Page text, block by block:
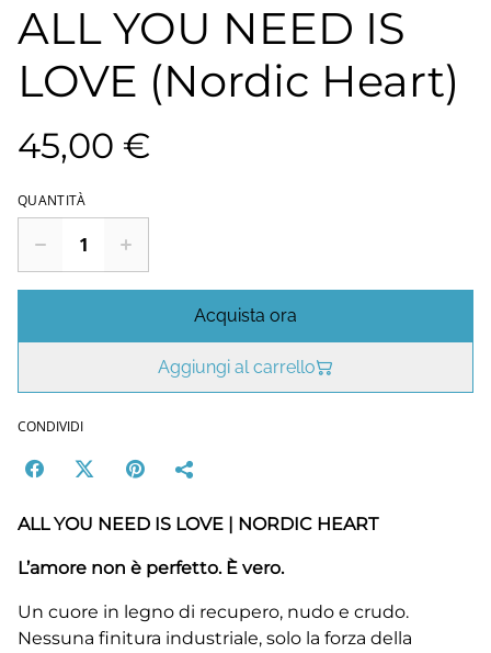
ALL YOU NEED IS
LOVE (Nordic Heart)
45,00 €
QUANTITÀ
Acquista ora
Aggiungi al carrello
CONDIVIDI
ALL YOU NEED IS LOVE | NORDIC HEART
L’amore non è perfetto. È vero.
Un cuore in legno di recupero, nudo e crudo.
Nessuna finitura industriale, solo la forza della